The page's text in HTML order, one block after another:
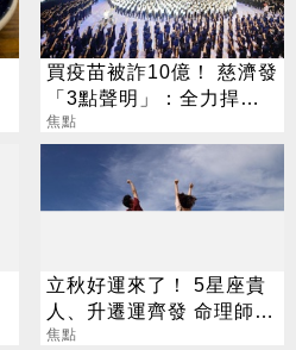
買疫苗被詐10億！ 慈濟發
「3點聲明」：全力捍衛
捐款人權益
焦點
立秋好運來了！ 5星座貴
人、升遷運齊發 命理師：
把握黃金轉運期
焦點